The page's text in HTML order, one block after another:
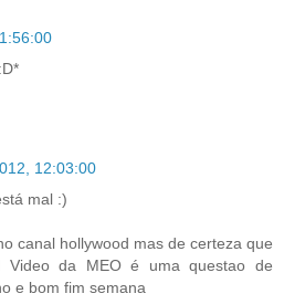
12:03:00
mal :)
canal hollywood mas de certeza que
Video da MEO é uma questao de
e bom fim semana